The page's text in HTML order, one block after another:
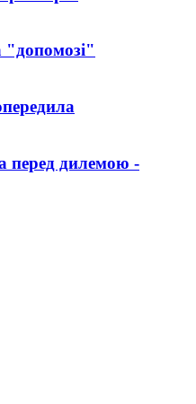
перед дилемою -